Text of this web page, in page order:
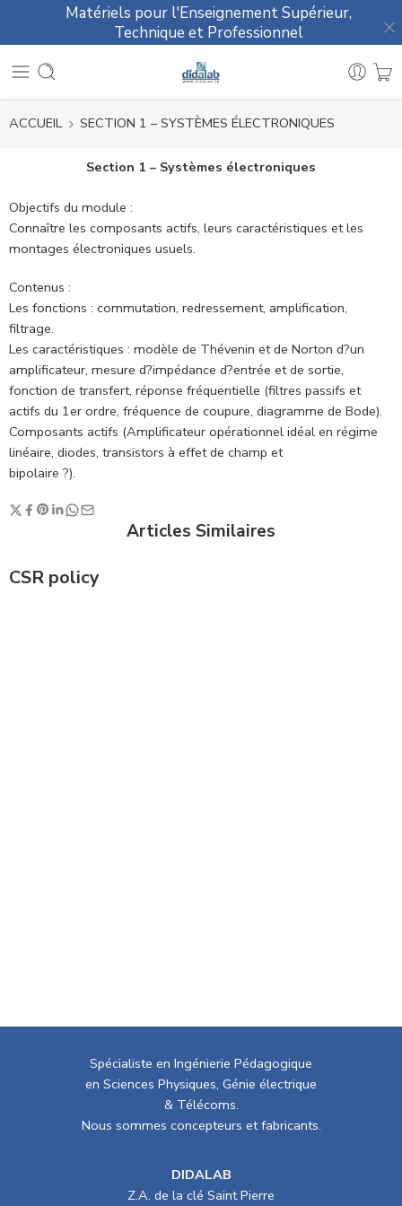
Matériels pour l'Enseignement Supérieur,
Technique et Professionnel
ACCUEIL SECTION 1 – SYSTÈMES ÉLECTRONIQUES
Section 1 – Systèmes électroniques
Objectifs du module :
Connaître les composants actifs, leurs caractéristiques et les
montages électroniques usuels.
Contenus :
Les fonctions : commutation, redressement, amplification,
filtrage.
Les caractéristiques : modèle de Thévenin et de Norton d?un
amplificateur, mesure d?impédance d?entrée et de sortie,
fonction de transfert, réponse fréquentielle (filtres passifs et
actifs du 1er ordre, fréquence de coupure, diagramme de Bode).
Composants actifs (Amplificateur opérationnel idéal en régime
linéaire, diodes, transistors à effet de champ et
bipolaire ?).
Articles Similaires
CSR policy
Spécialiste en Ingénierie Pédagogique
en Sciences Physiques, Génie électrique
& Télécoms.
Nous sommes concepteurs et fabricants.
DIDALAB
Z.A. de la clé Saint Pierre